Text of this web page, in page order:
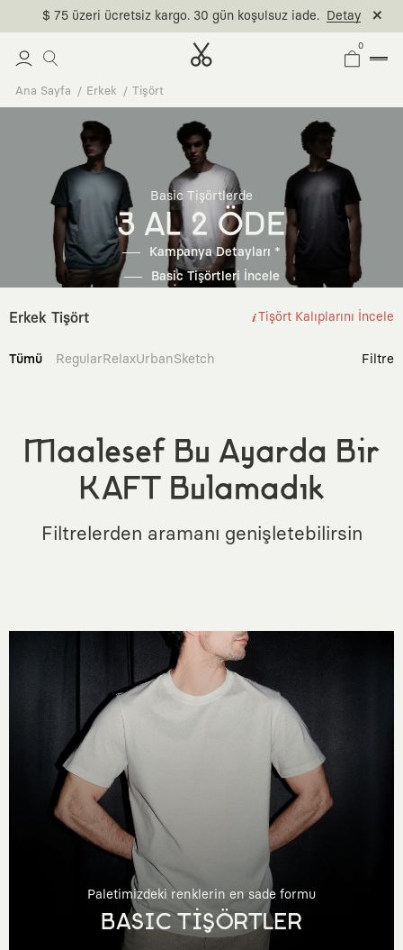
$ 75 üzeri ücretsiz kargo. 30 gün koşulsuz iade. Detay
0
Ana Sayfa Erkek Tişört
Basic Tişörtlerde
3 AL 2 ÖDE
Kampanya Detayları *
Basic Tişörtleri İncele
Erkek Tişört Tişört Kalıplarını İncele
Tümü RegularRelaxUrbanSketch Filtre
Maalesef Bu Ayarda Bir
KAFT Bulamadık
Filtrelerden aramanı genişletebilirsin
Paletimizdeki renklerin en sade formu
BASIC TİŞÖRTLER